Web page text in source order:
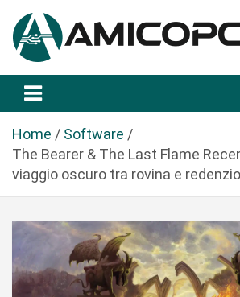
a
Amicopc.com
Home
Software
The Bearer & The Last Flame
viaggio oscuro tra rovina e